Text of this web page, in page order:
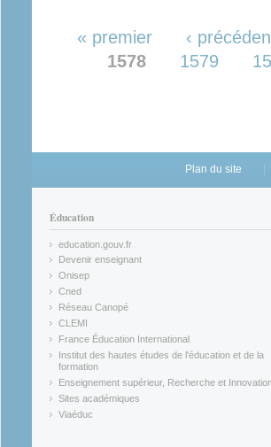
« premier ‹
1578
1579
Plan du site
Éducation
education.gouv.fr
(link is external)
Devenir enseignant
(link is external)
Onisep
(link is external)
Cned
(link is external)
Réseau Canopé
(link is external)
CLEMI
(link is external)
France Éducation International
(link is external)
Institut des hautes études de l'éducation et de la
formation
(link is external)
Enseignement supérieur, Recherche et
(link is external)
Sites académiques
(link is external)
Viaéduc